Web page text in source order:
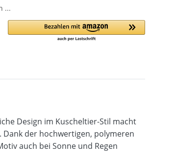
...
Design im Kuscheltier-Stil macht
Dank der hochwertigen, polymeren
auch bei Sonne und Regen